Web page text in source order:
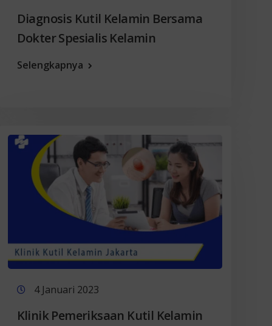
Diagnosis Kutil Kelamin Bersama
Dokter Spesialis Kelamin
Selengkapnya
4 Januari 2023
Klinik Pemeriksaan Kutil Kelamin